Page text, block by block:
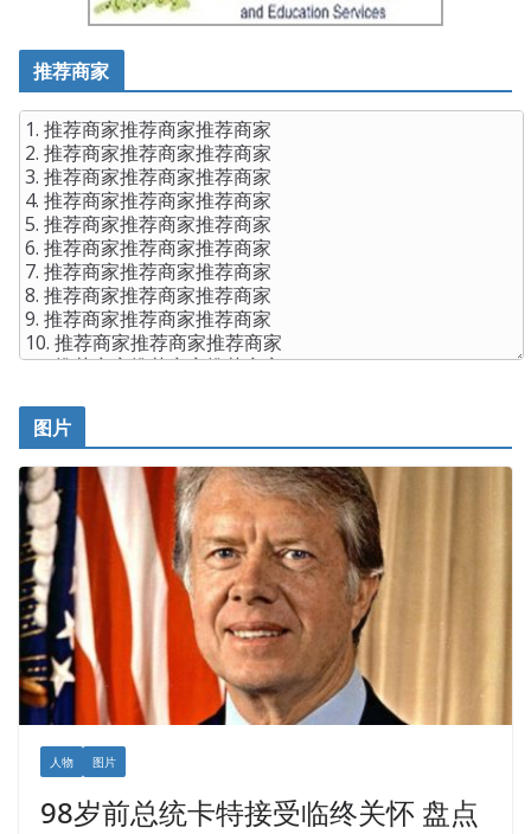
推荐商家
图片
人物 图片
98岁前总统卡特接受临终关怀 盘点